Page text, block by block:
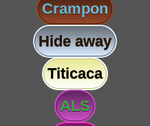
Crampon
Hide away
Titicaca
ALS